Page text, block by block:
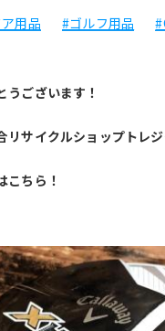
用品 #ゴルフ用品
うございます！
リサイクルショップトレ
こちら！